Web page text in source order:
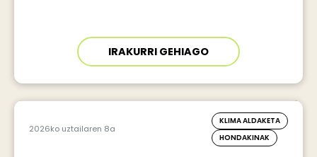
IRAKURRI GEHIAGO
2026ko uztailaren 8a
KLIMA ALDAKETA
HONDAKINAK